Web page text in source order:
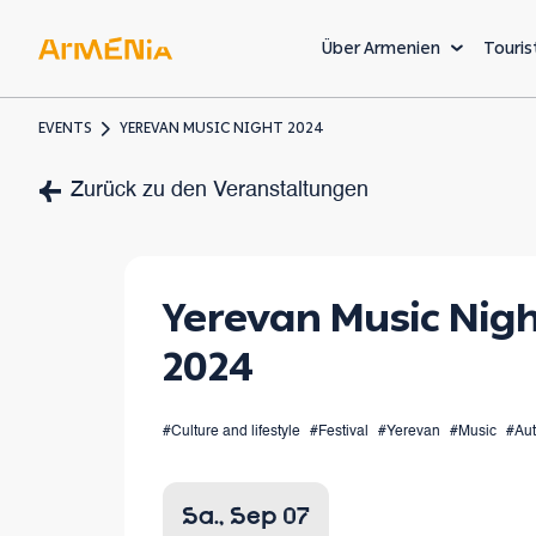
Über Armenien
Die
Armenische
EVENTS YEREVAN MUSIC NIGHT 2024
Zurück zu den Veranstaltungen
Yerevan Music
2024
#Culture and lifestyle #Festival #Yerevan #Music
Sa., Sep 07